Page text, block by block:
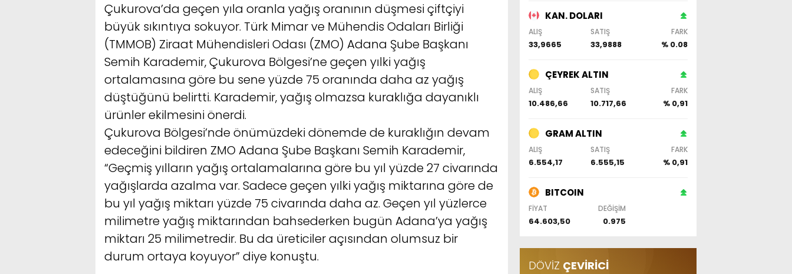
Çukurova’da geçen yıla oranla yağış oranının düşmesi çiftçiyi
büyük sıkıntıya sokuyor. Türk Mimar ve Mühendis Odaları Birliği
(TMMOB) Ziraat Mühendisleri Odası (ZMO) Adana Şube Başkanı
Semih Karademir, Çukurova Bölgesi’ne geçen yılki yağış
ortalamasına göre bu sene yüzde 75 oranında daha az yağış
düştüğünü belirtti. Karademir, yağış olmazsa kuraklığa dayanıklı
ürünler ekilmesini önerdi.
Çukurova Bölgesi’nde önümüzdeki dönemde de kuraklığın devam
edeceğini bildiren ZMO Adana Şube Başkanı Semih Karademir,
“Geçmiş yılların yağış ortalamalarına göre bu yıl yüzde 27 civarında
yağışlarda azalma var. Sadece geçen yılki yağış miktarına göre de
bu yıl yağış miktarı yüzde 75 civarında daha az. Geçen yıl yüzlerce
milimetre yağış miktarından bahsederken bugün Adana’ya yağış
miktarı 25 milimetredir. Bu da üreticiler açısından olumsuz bir
durum ortaya koyuyor” diye konuştu.
KAN. DOLARI
ALIŞ SATIŞ FARK
33,9665 33,9888 % 0.08
ÇEYREK ALTIN
ALIŞ SATIŞ FARK
10.486,66 10.717,66 % 0,91
GRAM ALTIN
ALIŞ SATIŞ FARK
6.554,17 6.555,15 % 0,91
BITCOIN
FİYAT DEĞİŞİM
64.603,50 0.975
DÖVİZ ÇEVİRİCİ